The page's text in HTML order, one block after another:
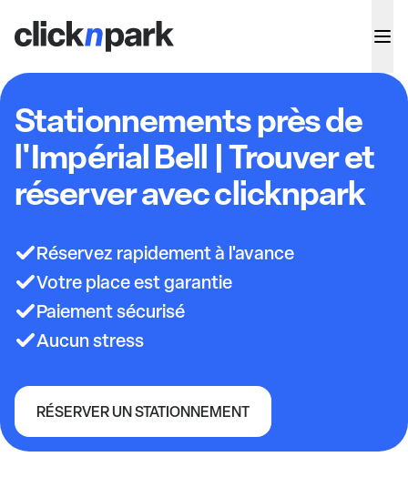
Stationnements près de
l'Impérial Bell | Trouver et
réserver avec clicknpark
Réservez rapidement à l'avance
Votre place est garantie
Paiement sécurisé
Aucun stress
RÉSERVER UN STATIONNEMENT